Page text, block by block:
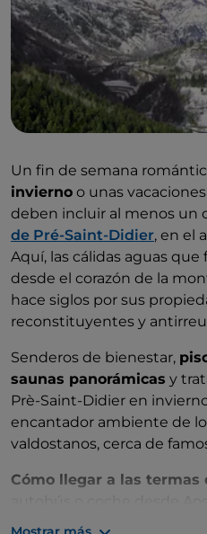
Un fin de semana
invierno o unas
deben incluir al menos un
de Pré-Saint-Didier, en el
Aquí, las cálidas aguas
desde el corazón de la
hace siglos por sus
reconstituyentes y
Senderos de bienestar,
saunas panorámicas y
Prè-Saint-Didier en
encantador ambiente de
valdostanos, cerca de
Cómo llegar a las termas
Milán.